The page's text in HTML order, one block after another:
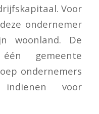
Voor
ondernemer
woonland. De
gemeente
ondernemers
voor